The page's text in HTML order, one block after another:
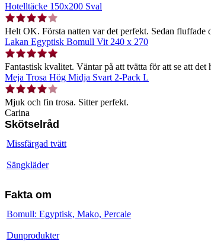
Hotelltäcke 150x200 Sval
Helt OK. Första natten var det perfekt. Sedan
Lakan Egyptisk Bomull Vit 240 x 270
Fantastisk kvalitet. Väntar på att tvätta för att se att
Meja Trosa Hög Midja Svart 2-Pack L
Mjuk och fin trosa. Sitter perfekt.
Carina
Skötselråd
Missfärgad tvätt
Sängkläder
Fakta om
Bomull: Egyptisk, Mako, Percale
Dunprodukter